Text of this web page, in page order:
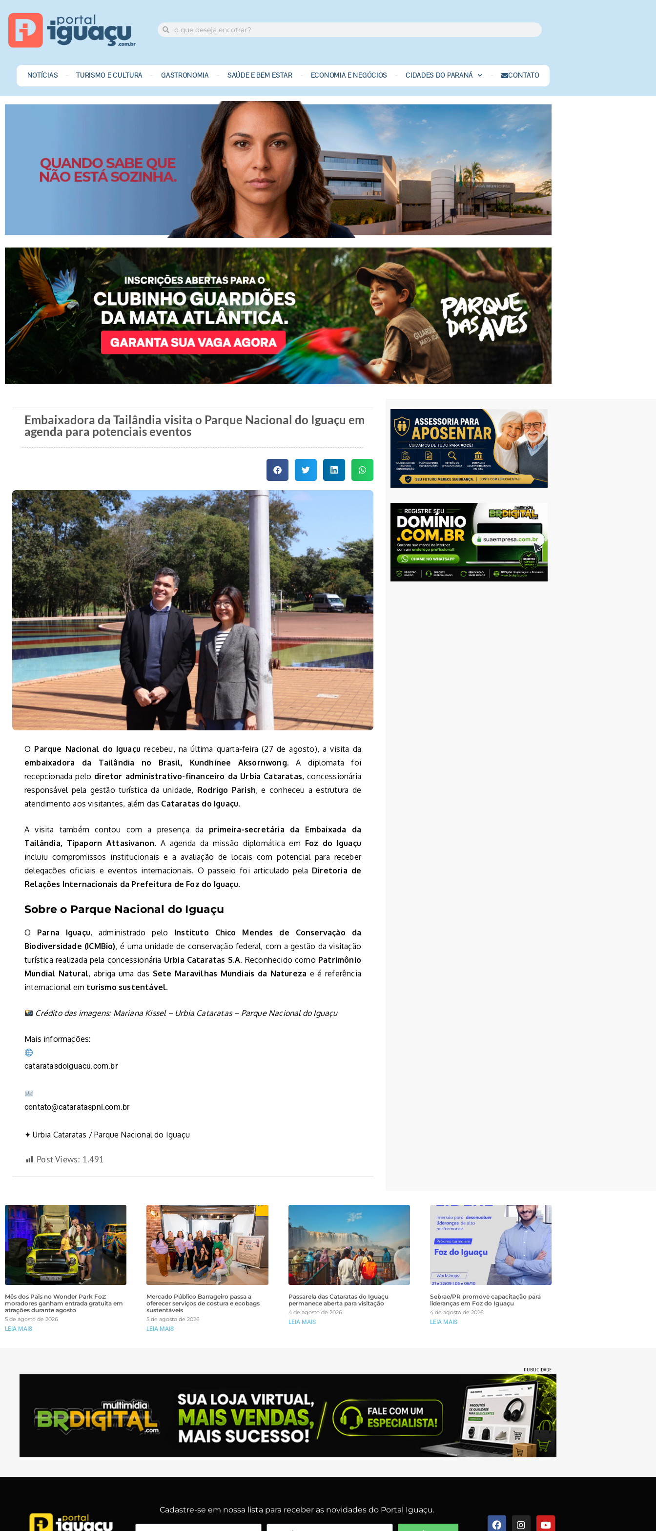
NOTÍCIAS TURISMO E CULTURA GASTRONOMIA SAÚDE E BEM ESTAR ECONOMIA E NEGÓCIOS CIDADES DO PARANÁ CONTATO
Embaixadora da Tailândia visita o Parque Nacional do Iguaçu em
agenda para potenciais eventos
O Parque Nacional do Iguaçu recebeu, na última quarta-feira (27 de agosto), a visita da
embaixadora da Tailândia no Brasil, Kundhinee Aksornwong. A diplomata foi
recepcionada pelo diretor administrativo-financeiro da Urbia Cataratas, concessionária
responsável pela gestão turística da unidade, Rodrigo Parish, e conheceu a estrutura de
atendimento aos visitantes, além das Cataratas do Iguaçu.
A visita também contou com a presença da primeira-secretária da Embaixada da
Tailândia, Tipaporn Attasivanon. A agenda da missão diplomática em Foz do Iguaçu
incluiu compromissos institucionais e a avaliação de locais com potencial para receber
delegações oficiais e eventos internacionais. O passeio foi articulado pela Diretoria de
Relações Internacionais da Prefeitura de Foz do Iguaçu.
Sobre o Parque Nacional do Iguaçu
O Parna Iguaçu, administrado pelo Instituto Chico Mendes de Conservação da
Biodiversidade (ICMBio), é uma unidade de conservação federal, com a gestão da visitação
turística realizada pela concessionária Urbia Cataratas S.A. Reconhecido como Patrimônio
Mundial Natural, abriga uma das Sete Maravilhas Mundiais da Natureza e é referência
internacional em turismo sustentável.
Crédito das imagens: Mariana Kissel – Urbia Cataratas – Parque Nacional do Iguaçu
Mais informações:
cataratasdoiguacu.com.br
contato@catarataspni.com.br
✦ Urbia Cataratas / Parque Nacional do Iguaçu
Post Views: 1.491
Mês dos Pais no Wonder Park Foz:
moradores ganham entrada gratuita em
atrações durante agosto
5 de agosto de 2026
LEIA MAIS
Mercado Público Barrageiro passa a
oferecer serviços de costura e ecobags
sustentáveis
5 de agosto de 2026
LEIA MAIS
Passarela das Cataratas do Iguaçu
permanece aberta para visitação
4 de agosto de 2026
LEIA MAIS
Sebrae/PR promove capacitação para
lideranças em Foz do Iguaçu
4 de agosto de 2026
LEIA MAIS
PUBLICIDADE
Cadastre-se em nossa lista para receber as novidades do Portal Iguaçu.